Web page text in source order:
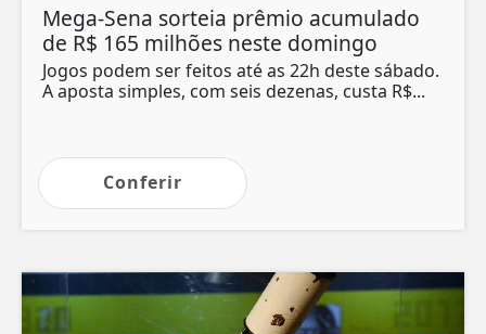
Mega-Sena sorteia prêmio acumulado
de R$ 165 milhões neste domingo
Jogos podem ser feitos até as 22h deste sábado.
A aposta simples, com seis dezenas, custa R$...
Conferir